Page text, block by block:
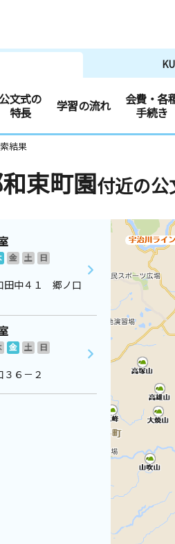
文式の
特長
学習の流れ
会費・各
手続き
結果
束町園付近の
金 土
日
田中４１ 郷ノ口
金 土
日
６－２